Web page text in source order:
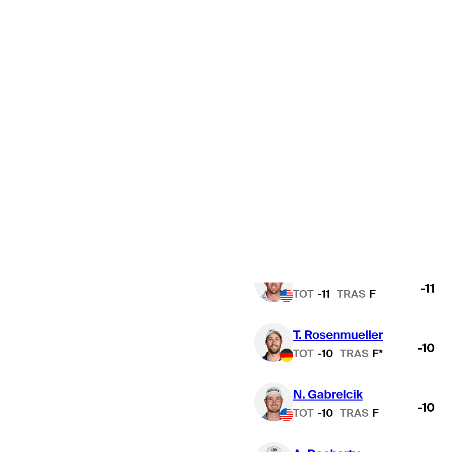
TOT -11 TRAS F -11
T. Rosenmueller
TOT -10 TRAS F* -10
N. Gabrelcik
TOT -10 TRAS F -10